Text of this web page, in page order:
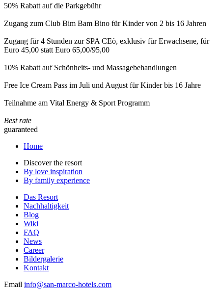
50% Rabatt auf die Parkgebühr
Zugang zum Club Bim Bam Bino für Kinder von 2 bis 16 Jahren
Zugang für 4 Stunden zur SPA CEò, exklusiv für Erwachsene, für
Euro 45,00 statt Euro 65,00/95,00
10% Rabatt auf Schönheits- und Massagebehandlungen
Free Ice Cream Pass im Juli und August für Kinder bis 16 Jahre
Teilnahme am Vital Energy & Sport Programm
Best rate
guaranteed
Home
Discover the resort
By love inspiration
By family experience
Das Resort
Nachhaltigkeit
Blog
Wiki
FAQ
News
Career
Bildergalerie
Kontakt
Email info@san-marco-hotels.com